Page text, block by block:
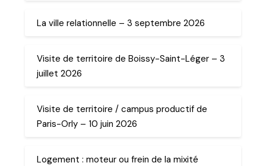
La ville relationnelle – 3 septembre 2026
Visite de territoire de Boissy-Saint-Léger – 3
juillet 2026
Visite de territoire / campus productif de
Paris-Orly – 10 juin 2026
Logement : moteur ou frein de la mixité